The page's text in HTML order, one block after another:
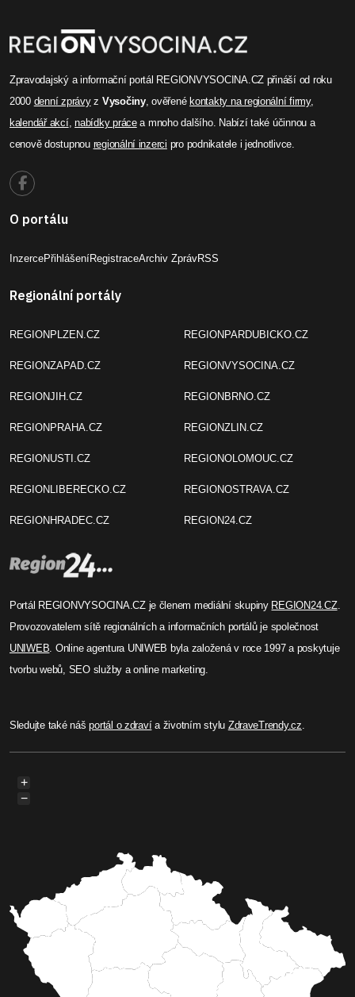
Zpravodajský a informační portál REGIONVYSOCINA.CZ přináší od roku
2000 denní zprávyz Vysočiny, ověřené kontakty na regionální firmy,
kalendář akcí,nabídky prácea mnoho dalšího. Nabízí také účinnou a
cenově dostupnou regionální inzerci pro podnikatele i jednotlivce.
O portálu
InzercePřihlášeníRegistraceArchiv ZprávRSS
Regionální portály
REGIONPLZEN.CZ
REGIONZAPAD.CZ
REGIONJIH.CZ
REGIONPRAHA.CZ
REGIONUSTI.CZ
REGIONLIBERECKO.CZ
REGIONHRADEC.CZ
REGIONPARDUBICKO.CZ
REGIONVYSOCINA.CZ
REGIONBRNO.CZ
REGIONZLIN.CZ
REGIONOLOMOUC.CZ
REGIONOSTRAVA.CZ
REGION24.CZ
Portál REGIONVYSOCINA.CZ je členem mediální skupiny REGION24.CZ.
Provozovatelem sítě regionálních a informačních portálů je společnost
UNIWEB . Online agentura UNIWEB byla založená v roce 1997 a poskytuje
tvorbu webů, SEO služby a online marketing.
Sledujte také nášportál o zdravía životním stylu ZdraveTrendy.cz
+
−